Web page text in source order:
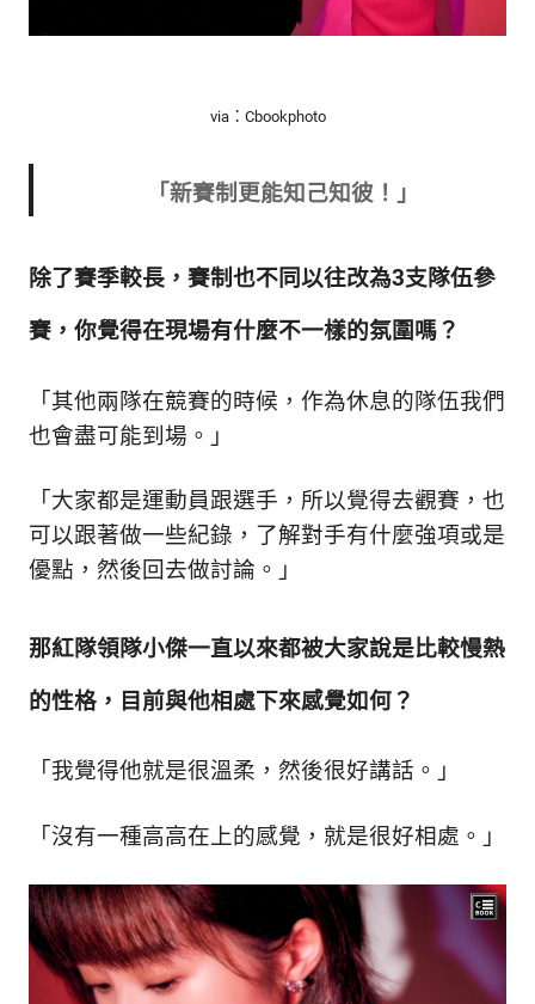
via：Cbookphoto
「新賽制更能知己知彼！」
除了賽季較長，賽制也不同以往改為3支隊伍參
賽，你覺得在現場有什麼不一樣的氛圍嗎？
「其他兩隊在競賽的時候，作為休息的隊伍我們
也會盡可能到場。」
「大家都是運動員跟選手，所以覺得去觀賽，也
可以跟著做一些紀錄，了解對手有什麼強項或是
優點，然後回去做討論。」
那紅隊領隊小傑一直以來都被大家說是比較慢熱
的性格，目前與他相處下來感覺如何？
「我覺得他就是很溫柔，然後很好講話。」
「沒有一種高高在上的感覺，就是很好相處。」